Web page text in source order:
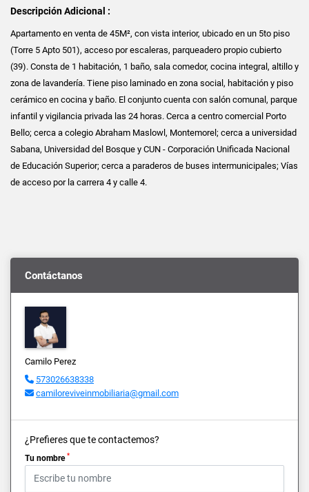
Descripción Adicional :
Apartamento en venta de 45M², con vista interior, ubicado en un 5to piso
(Torre 5 Apto 501), acceso por escaleras, parqueadero propio cubierto
(39). Consta de 1 habitación, 1 baño, sala comedor, cocina integral, altillo y
zona de lavandería. Tiene piso laminado en zona social, habitación y piso
cerámico en cocina y baño. El conjunto cuenta con salón comunal, parque
infantil y vigilancia privada las 24 horas. Cerca a centro comercial Porto
Bello; cerca a colegio Abraham Maslowl, Montemorel; cerca a universidad
Sabana, Universidad del Bosque y CUN - Corporación Unificada Nacional
de Educación Superior; cerca a paraderos de buses intermunicipales; Vías
de acceso por la carrera 4 y calle 4.
Contáctanos
Camilo Perez
573026638338
camiloreviveinmobiliaria@gmail.com
¿Prefieres que te contactemos?
Tu nombre *